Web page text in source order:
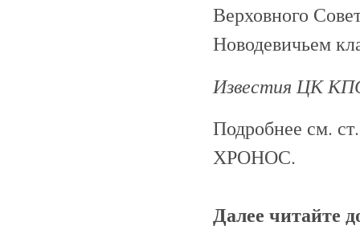
Верховного
Новодевичьем
Известия ЦК
Подробнее см.
ХРОНОС.
Далее читайте